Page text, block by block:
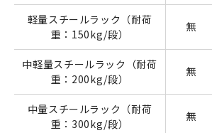
軽量スチールラック（耐荷
重：150kg/段）
無
中軽量スチールラック（耐荷
重：200kg/段）
無
中量スチールラック（耐荷
重：300kg/段）
無